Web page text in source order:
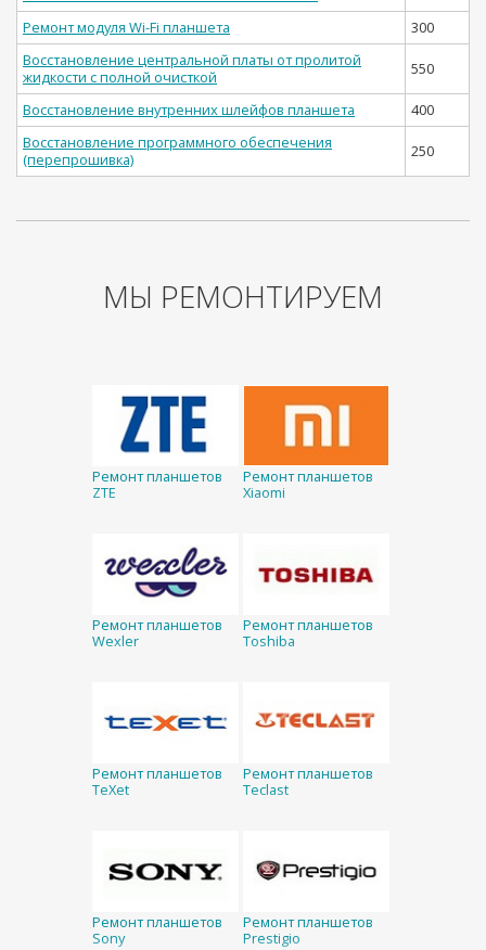
Ремонт модуля Wi-Fi планшета
300
Восстановление центральной платы от пролитой
жидкости с полной очисткой
550
Восстановление внутренних шлейфов планшета
400
Восстановление программного обеспечения
(перепрошивка)
250
МЫ РЕМОНТИРУЕМ
Ремонт планшетов
ZTE
Ремонт планшетов
Xiaomi
Ремонт планшетов
Wexler
Ремонт планшетов
Toshiba
Ремонт планшетов
TeXet
Ремонт планшетов
Teclast
Ремонт планшетов
Sony
Ремонт планшетов
Prestigio